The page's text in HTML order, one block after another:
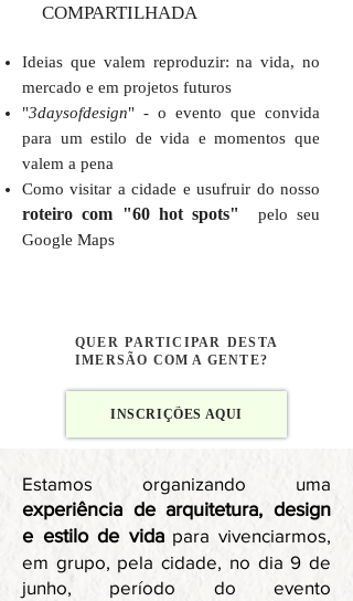
COMPARTILHADA
Ideias que valem reproduzir: na vida, no
mercado e em projetos futuros
"3daysofdesign" - o evento que convida
para um estilo de vida e momentos que
valem a pena
Como visitar a cidade e usufruir do nosso
roteiro com "60 hot spots"
pelo seu
Google Maps
QUER PARTICIPAR DESTA
IMERSÃO COM A GENTE?
INSCRIÇÕES AQUI
Estamos organizando uma
experiência de arquitetura, design
e estilo de vidapara vivenciarmos,
em grupo, pela cidade, no dia 9 de
junho, período do evento